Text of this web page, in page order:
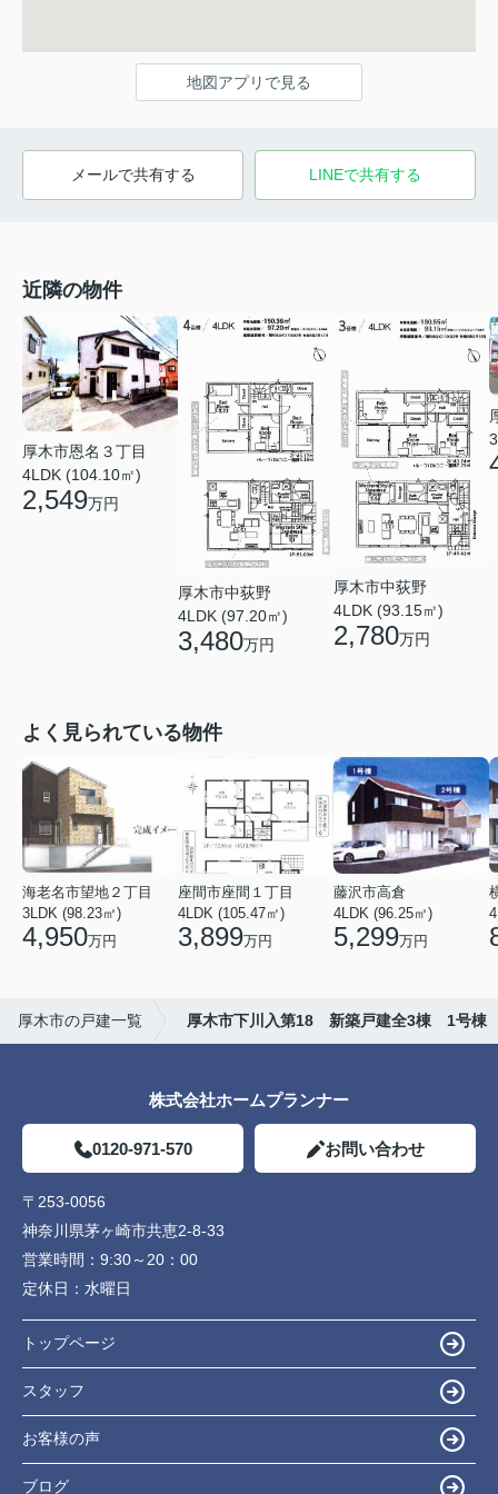
地図アプリで見る
メールで共有する LINEで共有する
近隣の物件
厚木市恩名３丁目
4LDK (104.10㎡)
2,549万円
厚木市中荻野
4LDK (97.20㎡)
3,480万円
厚木市中荻野
4LDK (93.15㎡)
2,780万円
よく見られている物件
海老名市望地２丁目
3LDK (98.23㎡)
4,950万円
座間市座間１丁目
4LDK (105.47㎡)
3,899万円
藤沢市高倉
4LDK (96.25㎡)
5,299万円
厚木市の戸建一覧 厚木市下川入第18 新築戸建全3棟 1号棟
株式会社ホームプランナー
0120-971-570 お問い合わせ
〒253-0056
神奈川県茅ヶ崎市共恵2-8-33
営業時間： 9:30～20：00
定休日： 水曜日
トップページ
スタッフ
お客様の声
ブログ